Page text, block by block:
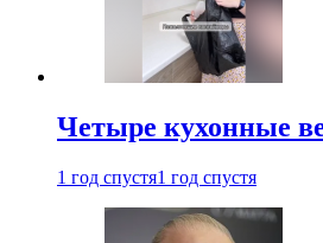
Четыре кухонные
1 год спустя1 год спустя